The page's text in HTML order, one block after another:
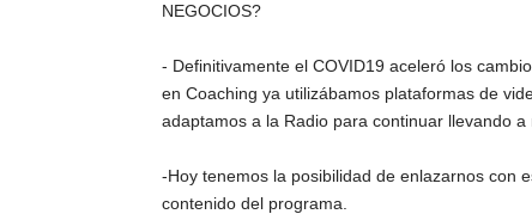
NEGOCIOS?
- Definitivamente el COVID19 aceleró los
en Coaching ya utilizábamos plataformas de
adaptamos a la Radio para continuar llevando a
-Hoy tenemos la posibilidad de enlazarnos con
contenido del programa.